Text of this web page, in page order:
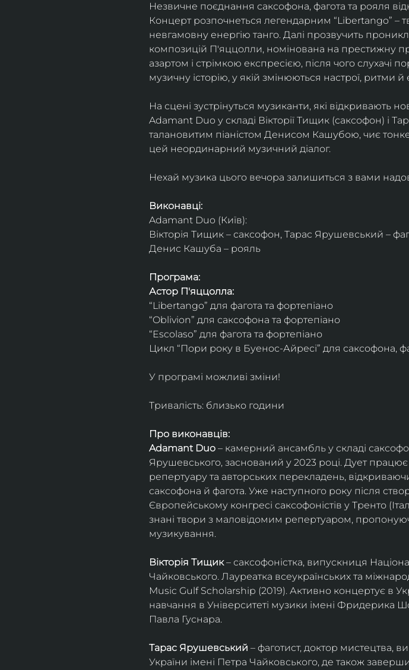
Незвичне поєднання саксофона, фагота та рояля
Концерт розпочнеться легендарним “Libertango” –
невгамовну енергію танго. Далі прозвучить
композицій П'яццолли, номінована на престижну
азартом і стрімкою експресією, після чого слухачі
музичну історію, у якій змінюються настрої, ритми й
На сцені зустрінуться музиканти, які відкривають
Adamant Duo у складі Вікторії Тищик (саксофон) і
талановитим піаністом Денисом Кашубою, чиє
цей неординарний музичний діалог.
Нехай музика цього вечора залишиться з вами
Виконавці:
Adamant Duo (Київ):
Вікторія Тищик – саксофон, Тарас Ярушевський –
Денис Кашуба – рояль
Програма:
Астор П'яццолла:
“Libertango” для фагота та фортепіано
“Oblivion” для саксофона та фортепіано
“Escolaso” для фагота та фортепіано
Цикл “Пори року в Буенос-Айресі” для саксофона,
У програмі можливі зміни!
Тривалість: близько години
Про виконавців:
Adamant Duo – камерний ансамбль у складі
Ярушевського, заснований у 2023 році. Дует
репертуару та авторських перекладень,
саксофона й фагота. Уже наступного року після
Європейському конгресі саксофоністів у Тренто
знані твори з маловідомим репертуаром,
музикування.
Вікторія Тищик – саксофоністка, випускниця
Чайковського. Лауреатка всеукраїнських та
Music Gulf Scholarship (2019). Активно концертує в
навчання в Університеті музики імені Фридерика
Павла Гуснара.
Тарас Ярушевський – фаготист, доктор мистецтва,
України імені Петра Чайковського, де також